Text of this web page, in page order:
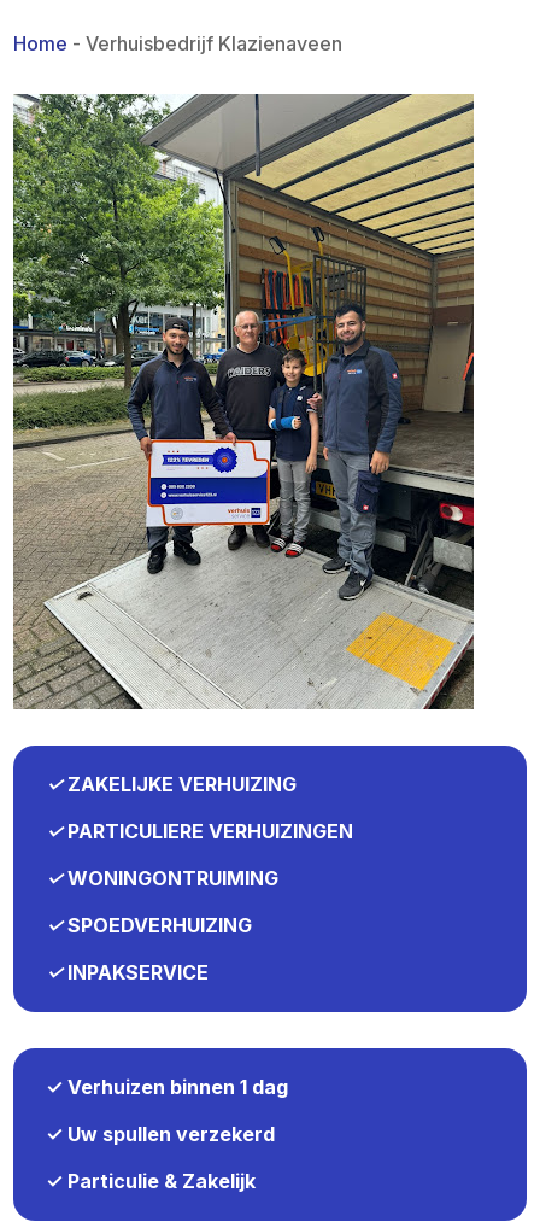
Home -Verhuisbedrijf Klazienaveen
✓ZAKELIJKE VERHUIZING
✓PARTICULIERE VERHUIZINGEN
✓WONINGONTRUIMING
✓SPOEDVERHUIZING
✓INPAKSERVICE
✓ Verhuizen binnen 1 dag
✓ Uw spullen verzekerd
✓ Particulie & Zakelijk